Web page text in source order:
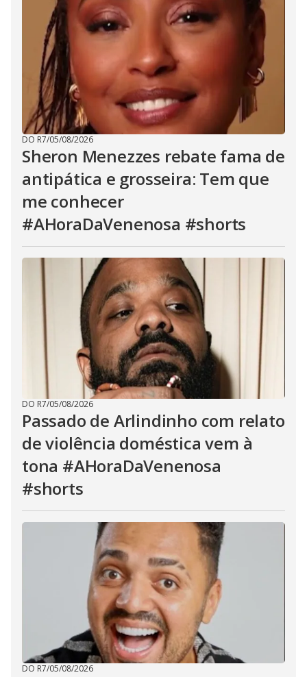
DO R7/05/08/2026
Sheron Menezzes rebate fama de
antipática e grosseira: Tem que
me conhecer
#AHoraDaVenenosa #shorts
DO R7/05/08/2026
Passado de Arlindinho com relato
de violência doméstica vem à
tona #AHoraDaVenenosa
#shorts
DO R7/05/08/2026